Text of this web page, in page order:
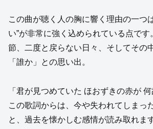
この曲が聴く人の胸に響く理由の一つ
い”が非常に強く込められている点で
節、二度と戻らない日々、そしてその
「誰か」との思い出。
「君が見つめていた ほおずきの赤が
この歌詞からは、今や失われてしまっ
と、過去を懐かしむ感情が読み取れま